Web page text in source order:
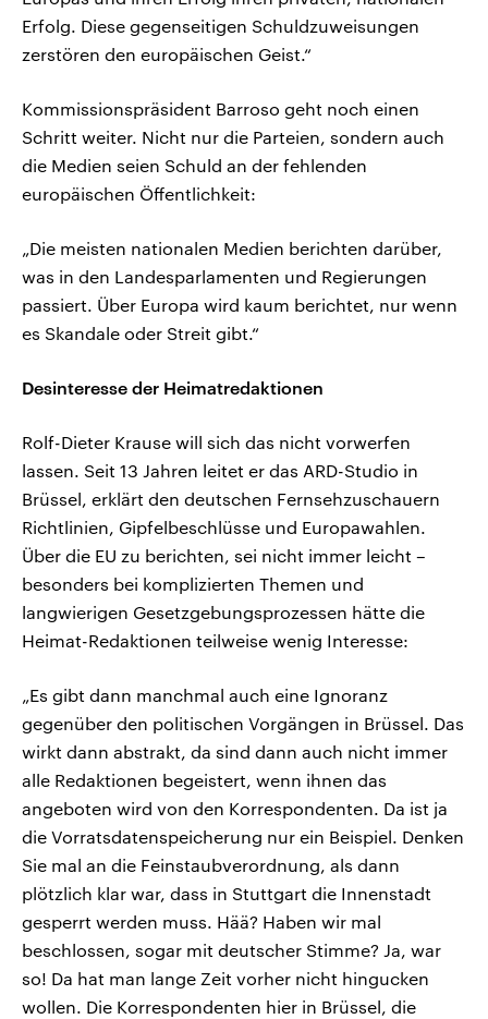
Erfolg. Diese gegenseitigen Schuldzuweisungen
zerstören den europäischen Geist.“
Kommissionspräsident Barroso geht noch einen
Schritt weiter. Nicht nur die Parteien, sondern auch
die Medien seien Schuld an der fehlenden
europäischen Öffentlichkeit:
„Die meisten nationalen Medien berichten darüber,
was in den Landesparlamenten und Regierungen
passiert. Über Europa wird kaum berichtet, nur wenn
es Skandale oder Streit gibt.“
Desinteresse der Heimatredaktionen
Rolf-Dieter Krause will sich das nicht vorwerfen
lassen. Seit 13 Jahren leitet er das ARD-Studio in
Brüssel, erklärt den deutschen Fernsehzuschauern
Richtlinien, Gipfelbeschlüsse und Europawahlen.
Über die EU zu berichten, sei nicht immer leicht –
besonders bei komplizierten Themen und
langwierigen Gesetzgebungsprozessen hätte die
Heimat-Redaktionen teilweise wenig Interesse:
„Es gibt dann manchmal auch eine Ignoranz
gegenüber den politischen Vorgängen in Brüssel. Das
wirkt dann abstrakt, da sind dann auch nicht immer
alle Redaktionen begeistert, wenn ihnen das
angeboten wird von den Korrespondenten. Da ist ja
die Vorratsdatenspeicherung nur ein Beispiel. Denken
Sie mal an die Feinstaubverordnung, als dann
plötzlich klar war, dass in Stuttgart die Innenstadt
gesperrt werden muss. Hää? Haben wir mal
beschlossen, sogar mit deutscher Stimme? Ja, war
so! Da hat man lange Zeit vorher nicht hingucken
wollen. Die Korrespondenten hier in Brüssel, die